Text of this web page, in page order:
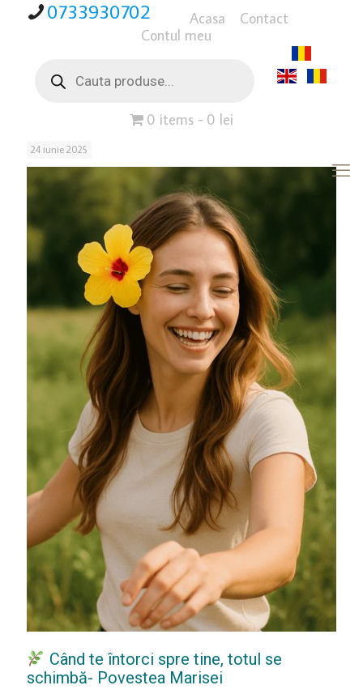
0733930702 Acasa
Contact
Contul meu
search
0 items 0 lei
24 iunie 2025
Când te întorci spre tine, totul se
schimbă- Povestea Marisei